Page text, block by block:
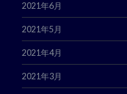
2021年6月
2021年5月
2021年4月
2021年3月